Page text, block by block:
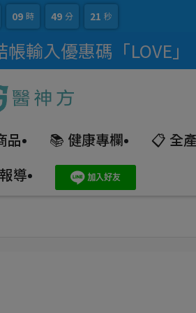
09 時 49 分 19 秒
輸入優惠碼「LOVE」
品 📚 健康專欄 📋 全
導